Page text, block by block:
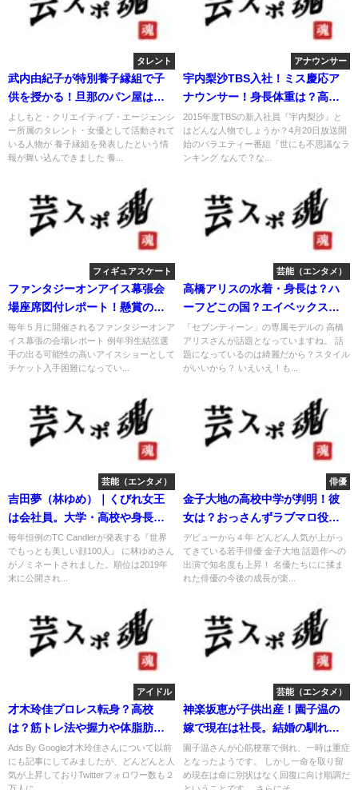
タレント
武内由紀子が特別養子縁組で子
供を授かる！旦那のパン屋はど
こ？
よしもと・クリエイティブ・エージェンシ
ー所属のタレント・女優として活動されて
いる人物が 養子縁組を発表したという情
報が舞い込んできました 養...
アナウンサー
宇内梨沙TBS入社！ミス慶応ア
ナウンサー！身長体重は？高校
や彼氏？
2015年度TBSの新入社員『宇内梨沙』と
はどんな人物でしょうか？4月20日放送開
始のバラエティー番組『世にも不思議なラ
ンキング なんで？な...
フィギュアスケート
ファンタジーオンアイス幕張会
場座席図付レポート！懸賞の練
習見学
毎年５月に開催されるファンタジーオンア
イス幕張の会場レポート 例年羽生結弦選
手の出る可能性の高いアイスショーとして
チケット入手困難になってい...
芸能（エンタメ）
高橋アリスの水着・身長は？ハ
ーフどこの国？エイベックスが
事務所！
「セブンティーン」の専属モデルの 高橋
アリスさんが話題となっていますね。 話
題になっているのは綺麗だから？スタイル
がいいから？ いえいえ！も...
芸能（エンタメ）
吉田夢（林ゆめ）｜くびれ女王
は会社員。大学・高校や身長や
ウエストが判明
毎年恒例のTC Candlerが発表する『世界
でもっとも美しい顔100人』 に林ゆめさん
がノミネートされました。順位は2019年
末に公開され...
俳優
金子大地の高校中学が判明！彼
女は？おっさんずラブマロ役で
話題！
デビューから４年 どんどん人気が上がっ
てきている若手俳優 金子大地 話題作への
出演で知名度も上昇！ 名優たちにに揉ま
れた俳優の今後の成長が楽...
アイドル
才木玲佳プロレス転身？高校
は？筋トレ法や握力や体脂肪
は？腕相撲も強い！
Ads By Google才木玲佳さんについて以前
にも記事にしてみましたが、どんどんと人
気が上昇しておりTwitterフォロワー数も２
芸能（エンタメ）
神楽坂恵が子供出産！園子温の
嫁で現在は社長。結婚の馴れ初
めは？
園子温さんが心筋梗塞で倒れ、一時は重症
となったようです。 しかし一命を取り留
め現在は命に別状はなく回復に向け順調だ